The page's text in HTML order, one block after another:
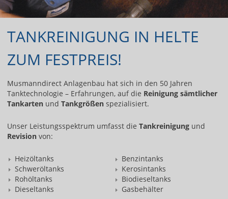
TANKREINIGUNG IN HELTE
ZUM FESTPREIS!
Musmanndirect Anlagenbau hat sich in den 50 Jahren
Tanktechnologie – Erfahrungen, auf die Reinigung sämtlicher
Tankarten und Tankgrößen spezialisiert.
Unser Leistungsspektrum umfasst die Tankreinigung und
Revision von:
Heizöltanks
Schweröltanks
Rohöltanks
Dieseltanks
Benzintanks
Kerosintanks
Biodieseltanks
Gasbehälter